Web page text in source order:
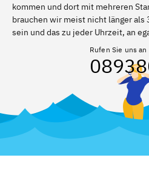
kommen und dort mit mehreren
brauchen wir meist nicht länger als
sein und das zu jeder Uhrzeit, an
Rufen Sie uns an